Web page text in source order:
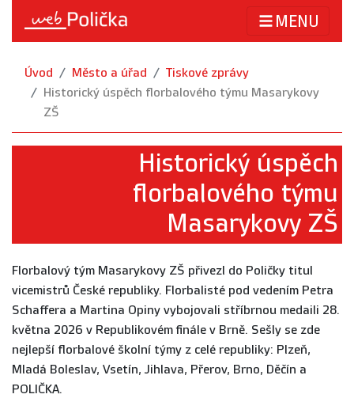
MENU
Úvod Město a úřad
Tiskové zprávy
Historický úspěch florbalového týmu Masarykovy
ZŠ
Historický úspěch
florbalového týmu
Masarykovy ZŠ
Florbalový tým Masarykovy ZŠ přivezl do Poličky titul
vicemistrů České republiky. Florbalisté pod vedením Petra
Schaffera a Martina Opiny vybojovali stříbrnou medaili 28.
května 2026 v Republikovém finále v Brně. Sešly se zde
nejlepší florbalové školní týmy z celé republiky: Plzeň,
Mladá Boleslav, Vsetín, Jihlava, Přerov, Brno, Děčín a
POLIČKA.